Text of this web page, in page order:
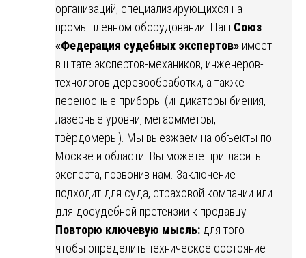
организаций, специализирующихся на
промышленном оборудовании. Наш Союз
«Федерация судебных экспертов» имеет
в штате экспертов-механиков, инженеров-
технологов деревообработки, а также
переносные приборы (индикаторы биения,
лазерные уровни, мегаомметры,
твёрдомеры). Мы выезжаем на объекты по
Москве и области. Вы можете пригласить
эксперта, позвонив нам. Заключение
подходит для суда, страховой компании или
для досудебной претензии к продавцу.
Повторю ключевую мысль: для того
чтобы определить техническое состояние